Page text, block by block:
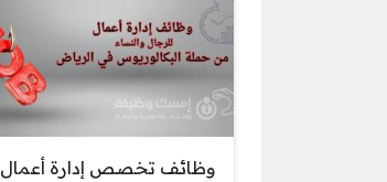
وظائف تخصص إدارة أعمال